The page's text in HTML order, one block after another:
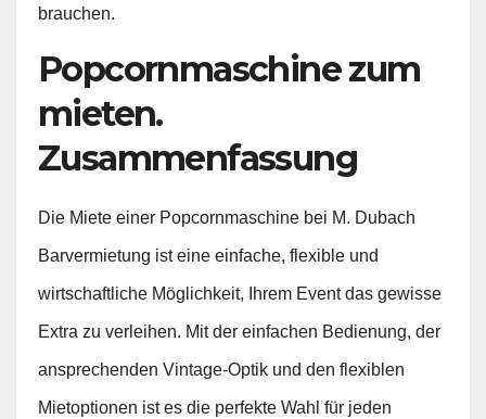
brauchen.
Popcornmaschine zum
mieten.
Zusammenfassung
Die Miete einer Popcornmaschine bei M. Dubach
Barvermietung ist eine einfache, flexible und
wirtschaftliche Möglichkeit, Ihrem Event das gewisse
Extra zu verleihen. Mit der einfachen Bedienung, der
ansprechenden Vintage-Optik und den flexiblen
Mietoptionen ist es die perfekte Wahl für jeden